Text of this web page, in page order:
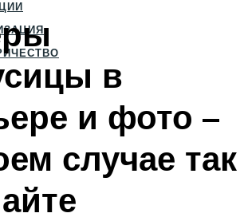
в
и фото –
случае так